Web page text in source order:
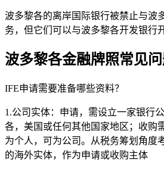
波多黎各的离岸国际银行被禁止与波
务，但它们可以与波多黎各开发银行
波多黎各金融牌照常见
IFE申请需要准备哪些资料？
1.公司实体：申请，需设立一家银行
各，美国或任何其他国家地区；收购
为个人，可为公司。从税务筹划角度
的海外实体，作为申请或收购主体